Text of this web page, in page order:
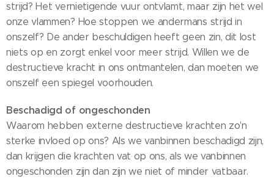
strijd? Het vernietigende vuur ontvlamt, maar zijn het wel
onze vlammen? Hoe stoppen we andermans strijd in
onszelf? De ander beschuldigen heeft geen zin, dit lost
niets op en zorgt enkel voor meer strijd. Willen we de
destructieve kracht in ons ontmantelen, dan moeten we
onszelf een spiegel voorhouden.
Beschadigd of ongeschonden
Waarom hebben externe destructieve krachten zo'n
sterke invloed op ons? Als we vanbinnen beschadigd zijn,
dan krijgen die krachten vat op ons, als we vanbinnen
ongeschonden zijn dan zijn we niet of minder vatbaar.